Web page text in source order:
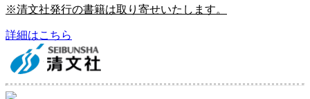
※清文社発行の書籍は取り寄せいたします。
詳細はこちら